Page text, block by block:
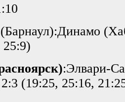
(Барнаул):Динамо
25:9)
:Элвари-
(19:25, 25:16,